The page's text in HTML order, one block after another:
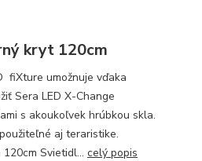
kryt 120cm
fiXture umožnuje vďaka
Sera LED X-Change
s akoukoľvek hrúbkou skla.
aj teraristike.
Svietidl... celý popis